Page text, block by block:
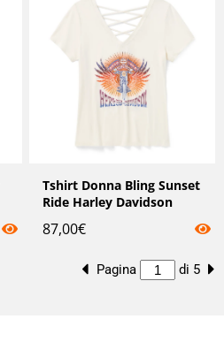
Tshirt Donna Bling Sunset
Ride Harley Davidson
87,00€
Pagina di 5